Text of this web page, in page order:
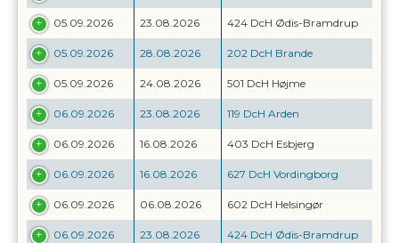
05.09.2026 23.08.2026 424 DcH Ødis-Bramdrup
05.09.2026 28.08.2026 202 DcH Brande
05.09.2026 24.08.2026 501 DcH Højme
06.09.2026 23.08.2026 119 DcH Arden
06.09.2026 16.08.2026 403 DcH Esbjerg
06.09.2026 16.08.2026 627 DcH Vordingborg
06.09.2026 06.08.2026 602 DcH Helsingør
06.09.2026 23.08.2026 424 DcH Ødis-Bramdrup